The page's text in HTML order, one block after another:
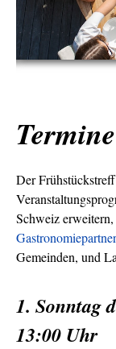
Der
Schweiz
Gastronomiepartner
Gemeinden, und
1. Sonntag
13:00 Uhr